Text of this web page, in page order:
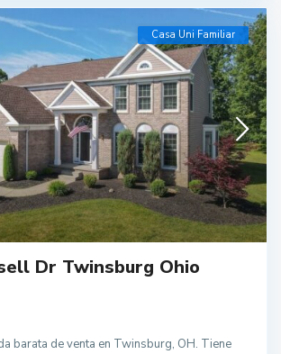
Casa Uni Familiar
Dr Twinsburg Ohio
barata de venta en Twinsburg, OH. Tiene